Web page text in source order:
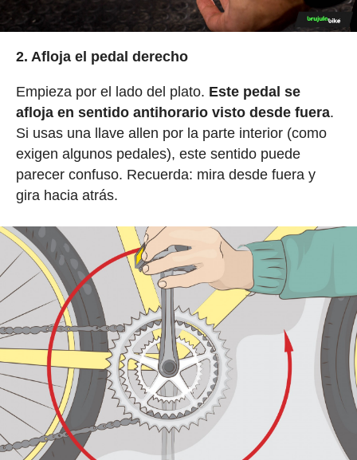
2. Afloja el pedal derecho
Empieza por el lado del plato. Este pedal se
afloja en sentido antihorario visto desde fuera.
Si usas una llave allen por la parte interior (como
exigen algunos pedales), este sentido puede
parecer confuso. Recuerda: mira desde fuera y
gira hacia atrás.